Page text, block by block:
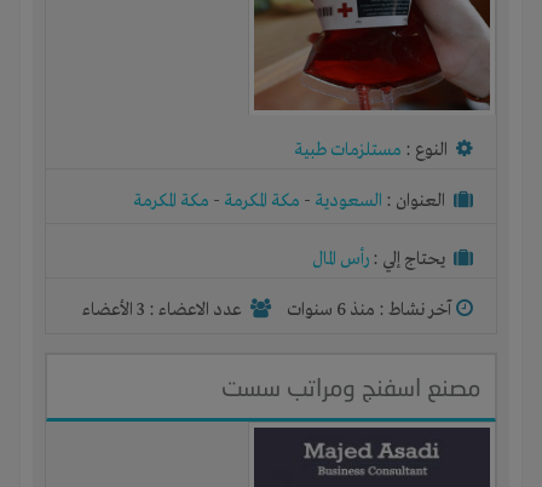
النوع : مستلزمات طبية
العنوان : السعودية - مكة المكرمة - مكة المكرمة
يحتاج إلي : رأس المال
آخر نشاط : منذ 6 سنوات عدد الاعضاء : 3 الأعضاء
مصنع اسفنج ومراتب سست